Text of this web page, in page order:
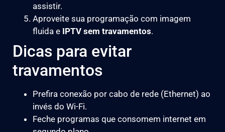
assistir.
Aproveite sua programação com imagem
fluida e IPTV sem travamentos.
Dicas para evitar
travamentos
Prefira conexão por cabo de rede (Ethernet) ao
invés do Wi-Fi.
Feche programas que consomem internet em